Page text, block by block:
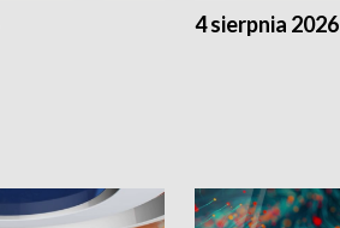
4 sierpnia 2026